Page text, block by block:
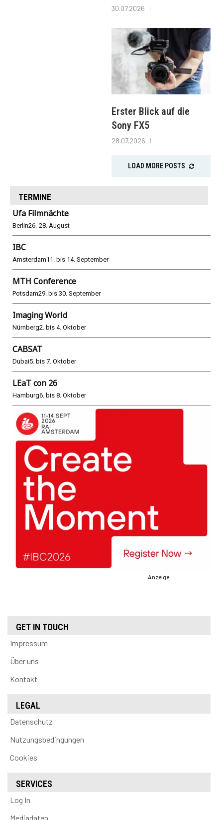
30.07.2026
Erster Blick auf die
Sony FX5
28.07.2026
LOAD MORE POSTS
TERMINE
Ufa Filmnächte
Berlin26.-28. August
IBC
Amsterdam11. bis 14. September
MTH Conference
Potsdam29. bis 30. September
Imaging World
Nürnberg2. bis 4. Oktober
CABSAT
Dubai5. bis 7. Oktober
LEaT con 26
Hamburg6. bis 8. Oktober
Anzeige
GET IN TOUCH
Impressum
Über uns
Kontakt
LEGAL
Datenschutz
Nutzungsbedingungen
Cookies
SERVICES
Log In
Mediadaten